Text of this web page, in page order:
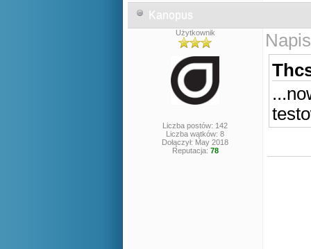
Kanopus
Użytkownik
Liczba postów: 142
Liczba wątków: 8
Dołączył: May 2018
Reputacja: 78